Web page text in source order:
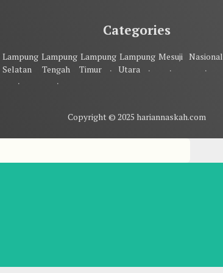
Categories
Lampung
Selatan
Lampung
Tengah
Lampung
Timur
Lampung
Utara
Mesuji Nasional
Copyright © 2025 hariannaskah.com